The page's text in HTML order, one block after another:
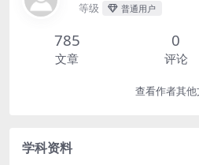
等级 普通用户
785
文章
0
评论
查看作者其他
学科资料